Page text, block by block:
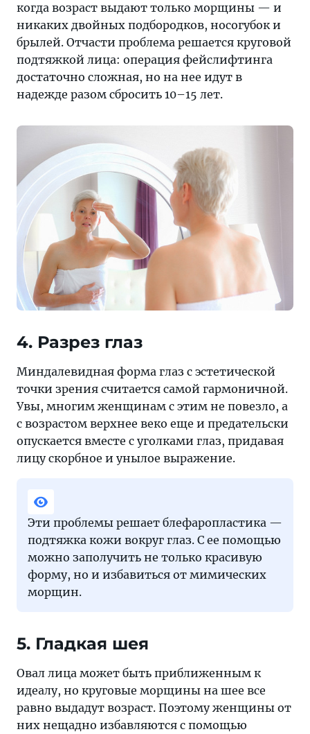
когда возраст выдают только морщины — и
никаких двойных подбородков, носогубок и
брылей. Отчасти проблема решается круговой
подтяжкой лица: операция фейслифтинга
достаточно сложная, но на нее идут в
надежде разом сбросить 10–15 лет.
4. Разрез глаз
Миндалевидная форма глаз с эстетической
точки зрения считается самой гармоничной.
Увы, многим женщинам с этим не повезло, а
с возрастом верхнее веко еще и предательски
опускается вместе с уголками глаз, придавая
лицу скорбное и унылое выражение.
Эти проблемы решает блефаропластика —
подтяжка кожи вокруг глаз. С ее помощью
можно заполучить не только красивую
форму, но и избавиться от мимических
морщин.
5. Гладкая шея
Овал лица может быть приближенным к
идеалу, но круговые морщины на шее все
равно выдадут возраст. Поэтому женщины от
них нещадно избавляются с помощью